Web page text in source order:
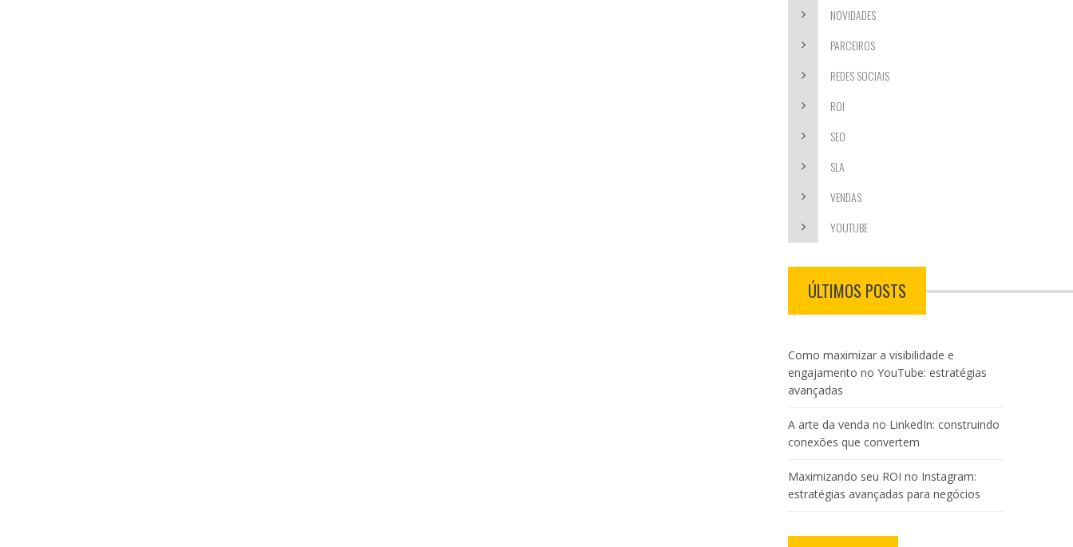
NOVIDADES
PARCEIROS
REDES SOCIAIS
ROI
SEO
SLA
VENDAS
YOUTUBE
ÚLTIMOS POSTS
Como maximizar a visibilidade e
engajamento no YouTube: estratégias
avançadas
A arte da venda no LinkedIn: construindo
conexões que convertem
Maximizando seu ROI no Instagram:
estratégias avançadas para negócios